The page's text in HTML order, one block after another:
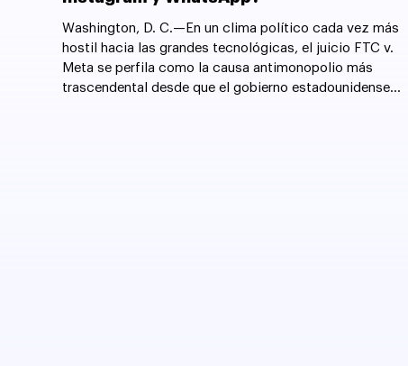
Washington, D. C.—En un clima político cada vez más
hostil hacia las grandes tecnológicas, el juicio FTC v.
Meta se perfila como la causa antimonopolio más
trascendental desde que el gobierno estadounidense